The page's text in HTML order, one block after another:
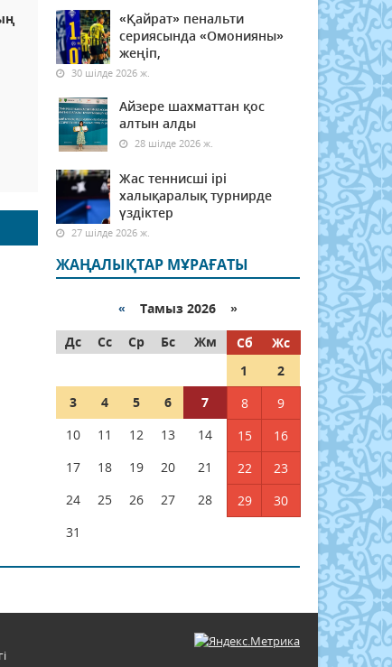
«Қайрат» пенальти
сериясында «Омонияны»
жеңіп,
30 шілде 2026 ж.
Айзере шахматтан қос
алтын алды
28 шілде 2026 ж.
Жас теннисші ірі
халықаралық турнирде
үздіктер
27 шілде 2026 ж.
ЖАҢАЛЫҚТАР МҰРАҒАТЫ
« Тамыз 2026 »
Дс
Сс Ср Бс Жм Сб
Жс
1
2
3
4 5 6 7 8
9
10
11 12 13 14 15
16
17
18 19 20 21 22
23
24
25 26 27 28 29
30
31